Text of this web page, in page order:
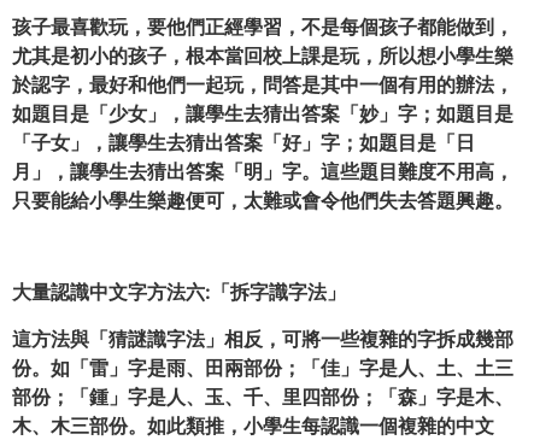
孩子最喜歡玩，要他們正經學習，不是每個孩子都能做到，
尤其是初小的孩子，根本當回校上課是玩，所以想小學生樂
於認字，最好和他們一起玩，問答是其中一個有用的辦法，
如題目是「少女」，讓學生去猜出答案「妙」字；如題目是
「子女」，讓學生去猜出答案「好」字；如題目是「日
月」，讓學生去猜出答案「明」字。這些題目難度不用高，
只要能給小學生樂趣便可，太難或會令他們失去答題興趣。
大量認識中文字方法六:「拆字識字法」
這方法與「猜謎識字法」相反，可將一些複雜的字拆成幾部
份。如「雷」字是雨、田兩部份；「佳」字是人、土、土三
部份；「鍾」字是人、玉、千、里四部份；「森」字是木、
木、木三部份。如此類推，小學生每認識一個複雜的中文